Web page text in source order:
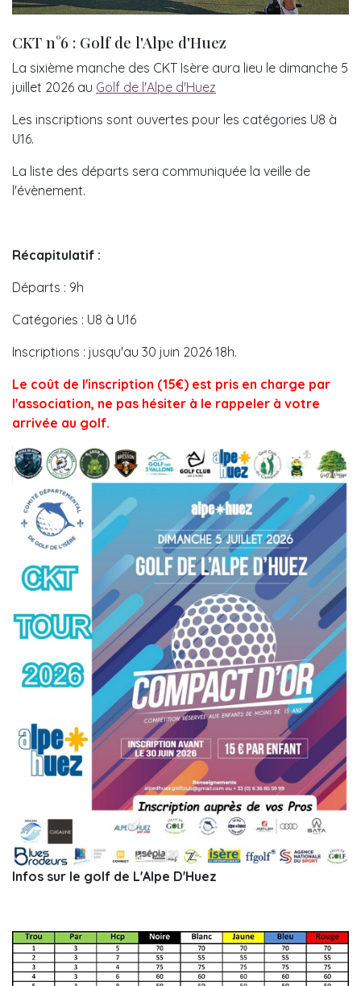
CKT n°6 : Golf de l'Alpe d'Huez
La sixième manche des CKT Isère aura lieu le dimanche 5
juillet 2026 au Golf de l'Alpe d'Huez
Les inscriptions sont ouvertes pour les catégories U8 à
U16.
La liste des départs sera communiquée la veille de
l'évènement.
Récapitulatif :
Départs : 9h
Catégories : U8 à U16
Inscriptions : jusqu'au 30 juin 2026 18h.
Le coût de l'inscription (15€) est pris en charge par
l'association, ne pas hésiter à le rappeler à votre
arrivée au golf.
Infos sur le golf de L'Alpe D'Huez